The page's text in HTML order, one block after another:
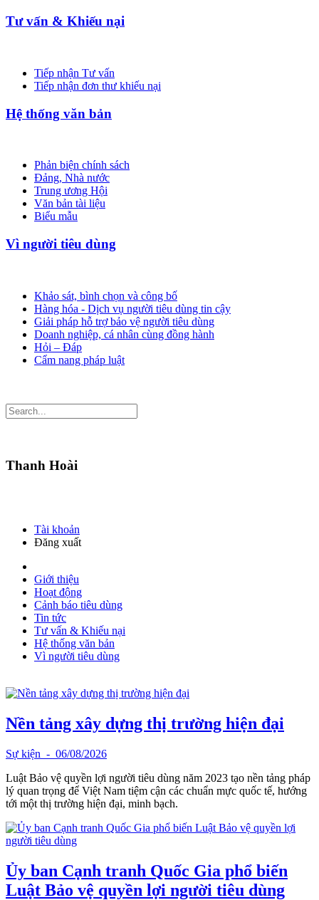
Tư vấn & Khiếu nại
Tiếp nhận Tư vấn
Tiếp nhận đơn thư khiếu nại
Hệ thống văn bản
Phản biện chính sách
Đảng, Nhà nước
Trung ương Hội
Văn bản tài liệu
Biểu mẫu
Vì người tiêu dùng
Khảo sát, bình chọn và công bố
Hàng hóa - Dịch vụ người tiêu dùng tin cậy
Giải pháp hỗ trợ bảo vệ người tiêu dùng
Doanh nghiệp, cá nhân cùng đồng hành
Hỏi – Đáp
Cẩm nang pháp luật
Thanh Hoài
Tài khoản
Đăng xuất
Giới thiệu
Hoạt động
Cảnh báo tiêu dùng
Tin tức
Tư vấn & Khiếu nại
Hệ thống văn bản
Vì người tiêu dùng
Nền tảng xây dựng thị trường hiện đại
Sự kiện - 06/08/2026
Luật Bảo vệ quyền lợi người tiêu dùng năm 2023 tạo nền tảng pháp
lý quan trọng để Việt Nam tiệm cận các chuẩn mực quốc tế, hướng
tới một thị trường hiện đại, minh bạch.
Ủy ban Cạnh tranh Quốc Gia phổ biến
Luật Bảo vệ quyền lợi người tiêu dùng